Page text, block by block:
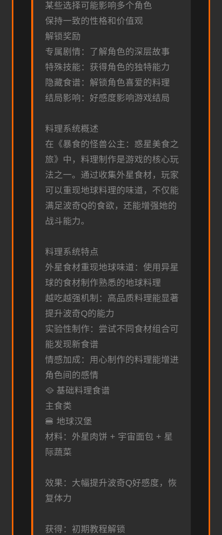
某些选择可能影响多个角色
保持一致的性格和价值观
解锁奖励
专属剧情：了解角色的深层故事
特殊技能：获得角色的独特能力
隐藏食谱：解锁角色喜爱的料理
结局影响：好感度影响游戏结局
料理系统概述
在《暴食的怪兽公主：惑星美食之
旅》中，料理制作是游戏的核心玩
法之一。通过收集外星食材，玩家
可以重现地球料理的味道，不仅能
满足波奇Q的食欲，还能增强她的
战斗能力。
料理系统特点
外星食材重现地球味道：使用异星
球的食材制作熟悉的地球料理
越吃越强机制：高品质料理能显著
提升波奇Q的能力
实验性制作：尝试不同食材组合可
能发现新食谱
情感加成：用心制作的料理能增进
角色间的感情
🥘 基础料理食谱
主食类
🍔 地球汉堡
材料：外星肉饼 + 宇宙面包 + 星
际蔬菜
效果：大幅提升波奇Q好感度，恢
复体力
获得：初期教程解锁